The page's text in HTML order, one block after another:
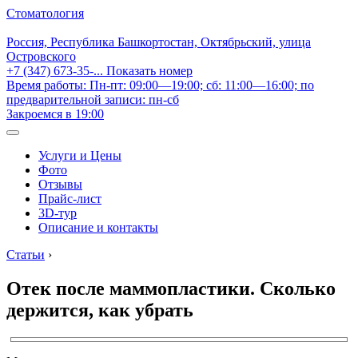
Стоматология
Россия, Республика Башкортостан, Октябрьский, улица
Островского
+7 (347) 673-35-... Показать номер
Время работы: Пн-пт: 09:00—19:00; сб: 11:00—16:00; по
предварительной записи: пн-сб
Закроемся в 19:00
Услуги и Цены
Фото
Отзывы
Прайс-лист
3D-тур
Описание и контакты
Статьи ›
Отек после маммопластики. Сколько
держится, как убрать